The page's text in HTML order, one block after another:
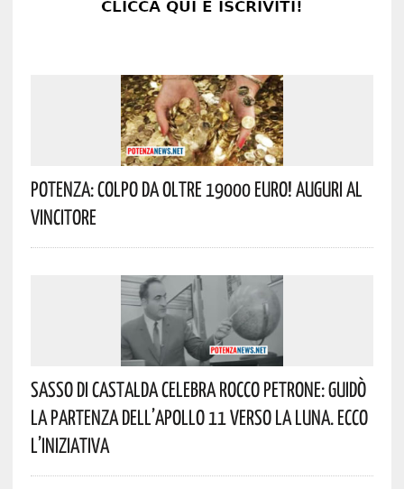
Potenza: Colpo Da Oltre 19000 Euro! Auguri Al
Vincitore
Sasso Di Castalda Celebra Rocco Petrone: Guidò
La Partenza Dell’Apollo 11 Verso La Luna. Ecco
L’iniziativa